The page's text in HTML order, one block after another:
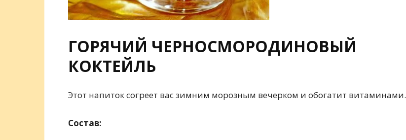
ГОРЯЧИЙ ЧЕРНОСМОРОДИНОВЫЙ
КОКТЕЙЛЬ
Этот напиток согреет вас зимним морозным вечерком и обогатит витаминами.
Состав: